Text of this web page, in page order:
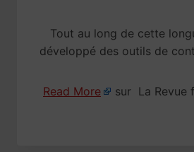
Tout au long de cette
développé des outils de
Read More sur La Revue